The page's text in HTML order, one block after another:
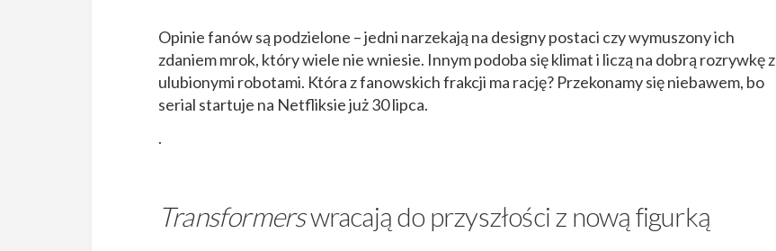
Opinie fanów są podzielone – jedni narzekają na designy postaci czy wymuszony ich
zdaniem mrok, który wiele nie wniesie. Innym podoba się klimat i liczą na dobrą rozrywkę z
ulubionymi robotami. Która z fanowskich frakcji ma rację? Przekonamy się niebawem, bo
serial startuje na Netfliksie już 30 lipca.
.
Transformerswracają do przyszłości z nową figurką